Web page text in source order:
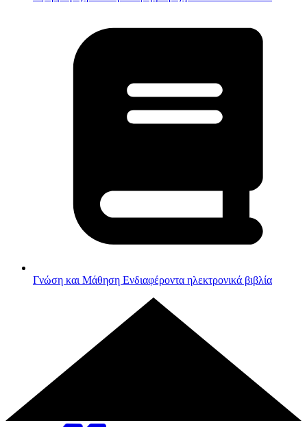
Γνώση και Μάθηση Ενδιαφέροντα ηλεκτρονικά βιβλία